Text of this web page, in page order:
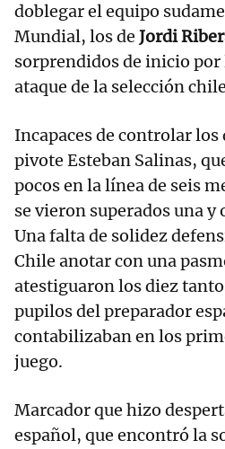
doblegar el equipo
Mundial, los de Jordi
sorprendidos de inicio
ataque de la selección
Incapaces de controlar
pivote Esteban Salinas,
pocos en la línea de seis
se vieron superados una y
Una falta de solidez
Chile anotar con una
atestiguaron los diez
pupilos del preparador
contabilizaban en los
juego.
Marcador que hizo
español, que encontró la